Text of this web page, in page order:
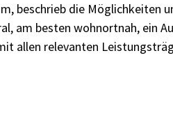
beschrieb die Möglichkeiten
am besten wohnortnah, ein
allen relevanten